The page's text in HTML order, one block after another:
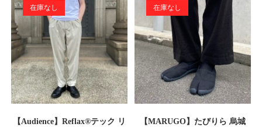
在庫なし
【Audience】Reflax®テック リ
在庫なし
【MARUGO】たびりら 烏城